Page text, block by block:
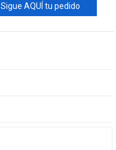
Sigue AQUÍ tu pedido